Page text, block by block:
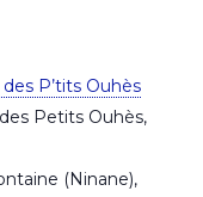
P’tits Ouhès
Petits Ouhès,
(Ninane),